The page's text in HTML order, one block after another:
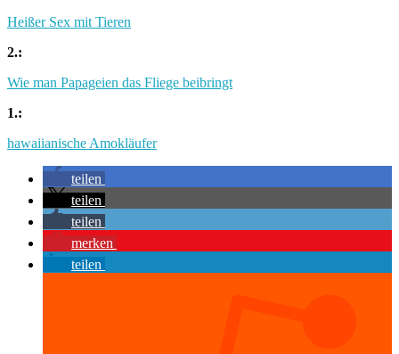
Heißer Sex mit Tieren
2.:
Wie man Papageien das Fliege beibringt
1.:
hawaiianische Amokläufer
teilen
teilen
teilen
merken
teilen